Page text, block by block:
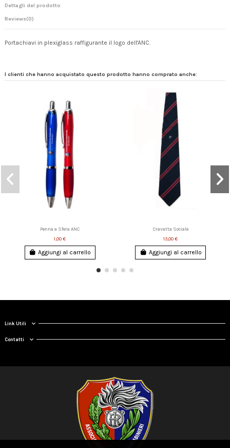
Dettagli del prodotto
Reviews(0)
Portachiavi in plexiglass raffigurante il logo dell'ANC.
I clienti che hanno acquistato questo prodotto hanno comprato anche:
Penna a Sfera ANC
1,00 €
Aggiungi al carrello
Cravatta Sociale
13,00 €
Aggiungi al carrello
Link Utili
Contatti